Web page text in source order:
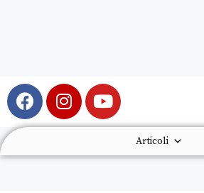
Articoli